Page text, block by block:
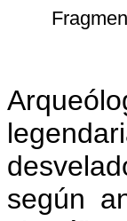
según